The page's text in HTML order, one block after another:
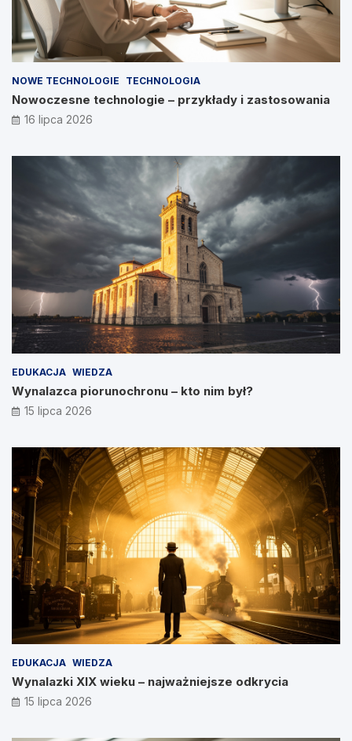
NOWE TECHNOLOGIE TECHNOLOGIA
Nowoczesne technologie – przykłady i zastosowania
16 lipca 2026
EDUKACJA WIEDZA
Wynalazca piorunochronu – kto nim był?
15 lipca 2026
EDUKACJA WIEDZA
Wynalazki XIX wieku – najważniejsze odkrycia
15 lipca 2026